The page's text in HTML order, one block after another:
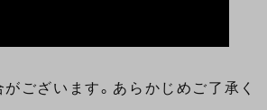
ございます。あらかじめご了承く